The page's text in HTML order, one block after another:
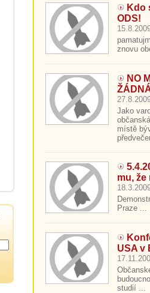
Kdo
ODS!
znovu
NO
Jako
místě
mu, že
Praze ...
USA v
studií ...